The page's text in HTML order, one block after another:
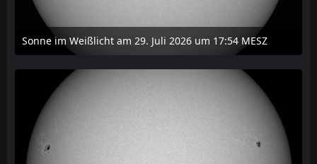
Sonne im Weißlicht am 29. Juli 2026 um 17:54 MESZ
31. Juli 2026 um 20:03